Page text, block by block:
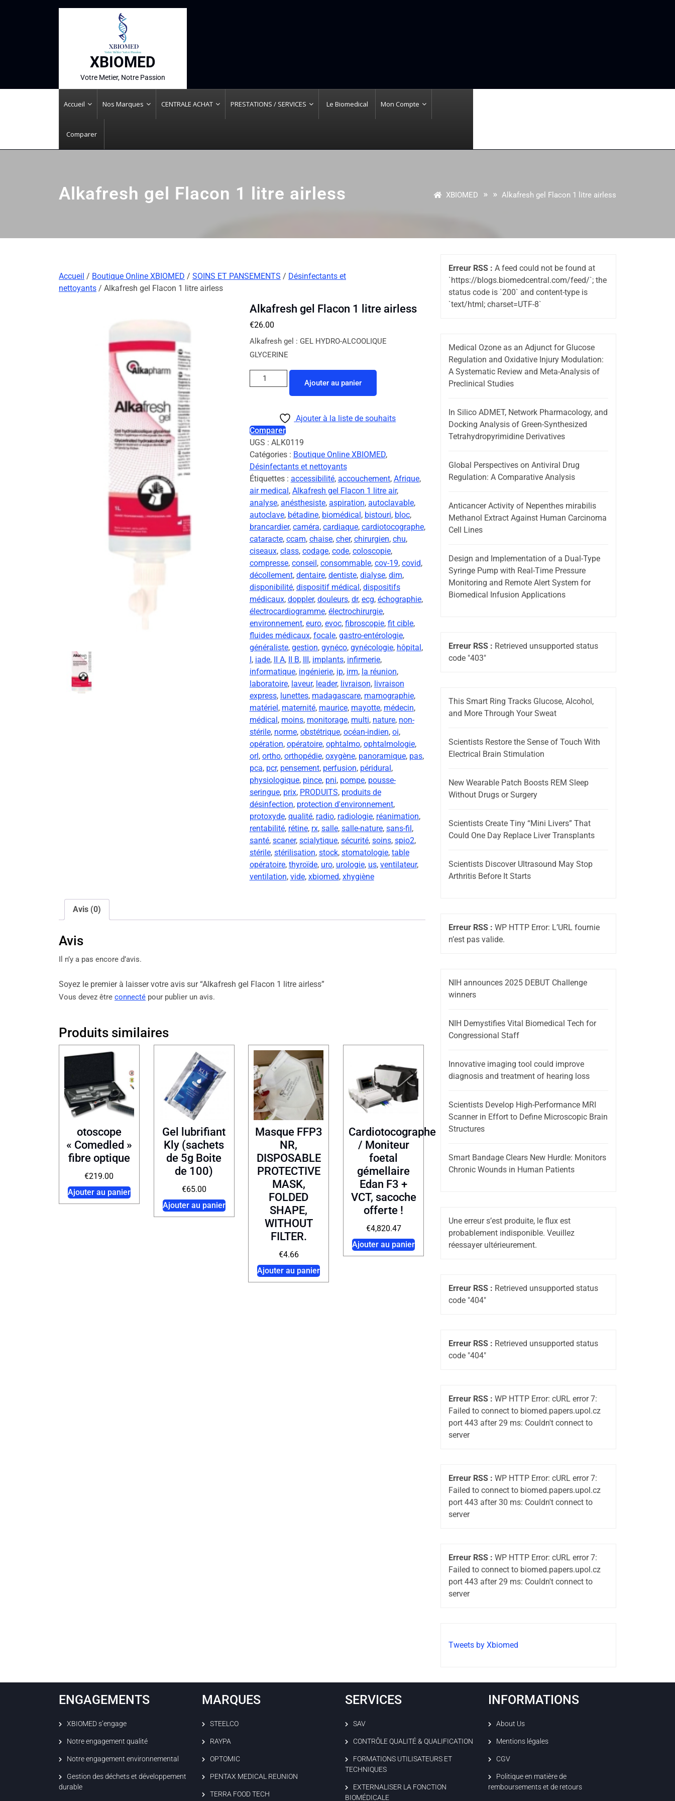
XBIOMED
Votre Metier, Notre Passion
Accueil Nos Marques CENTRALE ACHAT PRESTATIONS / SERVICES Le Biomedical Mon Compte
Comparer
Alkafresh gel Flacon 1 litre airless XBIOMED » » Alkafresh gel Flacon 1 litre airless
Accueil / Boutique Online XBIOMED / SOINS ET PANSEMENTS / Désinfectants et
nettoyants / Alkafresh gel Flacon 1 litre airless
Alkafresh gel Flacon 1 litre airless
€26.00
Alkafresh gel : GEL HYDRO-ALCOOLIQUE
GLYCERINE
Ajouter au panier
Ajouter à la liste de souhaits
Comparer
UGS : ALK0119
Catégories : Boutique Online XBIOMED,
Désinfectants et nettoyants
Étiquettes : accessibilité, accouchement, Afrique,
air medical , Alkafresh gel Flacon 1 litre air,
analyse, anésthesiste, aspiration, autoclavable,
autoclave, bétadine, biomédical , bistouri, bloc,
brancardier, caméra, cardiaque, cardiotocographe,
cataracte, ccam, chaise, cher, chirurgien, chu,
ciseaux, class, codage, code, coloscopie,
compresse, conseil , consommable, cov-19, covid,
décollement, dentaire, dentiste, dialyse, dim,
disponibilité, dispositif médical , dispositifs
médicaux, doppler, douleurs, dr, ecg, échographie,
électrocardiogramme, électrochirurgie,
environnement, euro, evoc, fibroscopie, fit cible,
fluides médicaux, focale, gastro-entérologie,
généraliste, gestion, gynéco, gynécologie, hôpital ,
, iade, II A, II B, , implants, infirmerie,
informatique, ingénierie, ip, irm, la réunion,
laboratoire, laveur, leader, livraison, livraison
express, lunettes, madagascare, mamographie,
matériel , maternité, maurice, mayotte, médecin,
médical , moins, monitorage, multi, nature, non-
stérile, norme, obstétrique, océan-indien, oi,
opération, opératoire, ophtalmo, ophtalmologie,
orl , ortho, orthopédie, oxygène, panoramique, pas,
pca, pcr, pensement, perfusion, péridural ,
physiologique, pince, pni, pompe, pousse-
seringue, prix, PRODUITS, produits de
désinfection, protection d'environnement,
protoxyde, qualité, radio, radiologie, réanimation,
rentabilité, rétine, rx, salle, salle-nature, sans-fil ,
santé, scaner, scialytique, sécurité, soins, spio2,
stérile, stérilisation, stock, stomatologie, table
opératoire, thyroïde, uro, urologie, us, ventilateur,
ventilation, vide, xbiomed, xhygiène
Avis (0)
Avis
Il n’y a pas encore d’avis.
Soyez le premier à laisser votre avis sur “Alkafresh gel Flacon 1 litre airless”
Vous devez être connecté pour publier un avis.
Produits similaires
otoscope
« Comedled »
fibre optique
€219.00
Ajouter au panier
Gel lubrifiant
Kly (sachets
de 5g Boite
de 100)
€65.00
Ajouter au panier
Masque FFP3
NR,
DISPOSABLE
PROTECTIVE
MASK,
FOLDED
SHAPE,
WITHOUT
FILTER.
€4.66
Ajouter au panier
Cardiotocographe
/ Moniteur
foetal
gémellaire
Edan F3 +
VCT, sacoche
offerte !
€4,820.47
Ajouter au panier
Erreur RSS : A feed could not be found at
`https://blogs.biomedcentral.com/feed/`; the
status code is `200` and content-type is
`text/html; charset=UTF-8`
Medical Ozone as an Adjunct for Glucose
Regulation and Oxidative Injury Modulation:
A Systematic Review and Meta-Analysis of
Preclinical Studies
In Silico ADMET, Network Pharmacology, and
Docking Analysis of Green-Synthesized
Tetrahydropyrimidine Derivatives
Global Perspectives on Antiviral Drug
Regulation: A Comparative Analysis
Anticancer Activity of Nepenthes mirabilis
Methanol Extract Against Human Carcinoma
Cell Lines
Design and Implementation of a Dual-Type
Syringe Pump with Real-Time Pressure
Monitoring and Remote Alert System for
Biomedical Infusion Applications
Erreur RSS : Retrieved unsupported status
code "403"
This Smart Ring Tracks Glucose, Alcohol,
and More Through Your Sweat
Scientists Restore the Sense of Touch With
Electrical Brain Stimulation
New Wearable Patch Boosts REM Sleep
Without Drugs or Surgery
Scientists Create Tiny “Mini Livers” That
Could One Day Replace Liver Transplants
Scientists Discover Ultrasound May Stop
Arthritis Before It Starts
Erreur RSS : WP HTTP Error: L’URL fournie
n’est pas valide.
NIH announces 2025 DEBUT Challenge
winners
NIH Demystifies Vital Biomedical Tech for
Congressional Staff
Innovative imaging tool could improve
diagnosis and treatment of hearing loss
Scientists Develop High-Performance MRI
Scanner in Effort to Define Microscopic Brain
Structures
Smart Bandage Clears New Hurdle: Monitors
Chronic Wounds in Human Patients
Une erreur s’est produite, le flux est
probablement indisponible. Veuillez
réessayer ultérieurement.
Erreur RSS : Retrieved unsupported status
code "404"
Erreur RSS : Retrieved unsupported status
code "404"
Erreur RSS : WP HTTP Error: cURL error 7:
Failed to connect to biomed.papers.upol.cz
port 443 after 29 ms: Couldn't connect to
server
Erreur RSS : WP HTTP Error: cURL error 7:
Failed to connect to biomed.papers.upol.cz
port 443 after 30 ms: Couldn't connect to
server
Erreur RSS : WP HTTP Error: cURL error 7:
Failed to connect to biomed.papers.upol.cz
port 443 after 29 ms: Couldn't connect to
server
Tweets by Xbiomed
ENGAGEMENTS
XBIOMED s’engage
Notre engagement qualité
Notre engagement environnemental
Gestion des déchets et développement
durable
MARQUES
STEELCO
RAYPA
OPTOMIC
PENTAX MEDICAL REUNION
TERRA FOOD TECH
SERVICES
SAV
CONTRÔLE QUALITÉ & QUALIFICATION
FORMATIONS UTILISATEURS ET
TECHNIQUES
EXTERNALISER LA FONCTION
BIOMÉDICALE
INFORMATIONS
About Us
Mentions légales
CGV
Politique en matière de
remboursements et de retours